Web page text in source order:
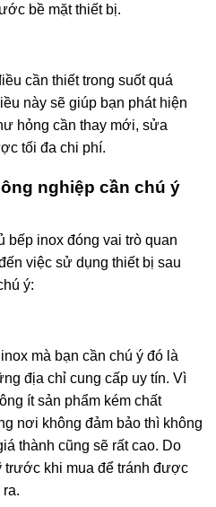
bề mặt thiết bị.
cần thiết trong suốt quá
này sẽ giúp bạn phát hiện
hỏng cần thay mới, sửa
tối đa chi phí.
nghiệp cần chú ý
bếp inox đóng vai trò quan
việc sử dụng thiết bị sau
ý:
mà bạn cần chú ý đó là
địa chỉ cung cấp uy tín. Vì
ít sản phẩm kém chất
nơi không đảm bảo thì không
thành cũng sẽ rất cao. Do
trước khi mua để tránh được